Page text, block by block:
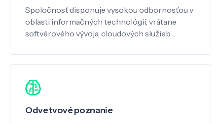
Spoločnosť disponuje vysokou odbornosťou v
oblasti informačných technológií, vrátane
softvérového vývoja, cloudových služieb ...
Odvetvové poznanie